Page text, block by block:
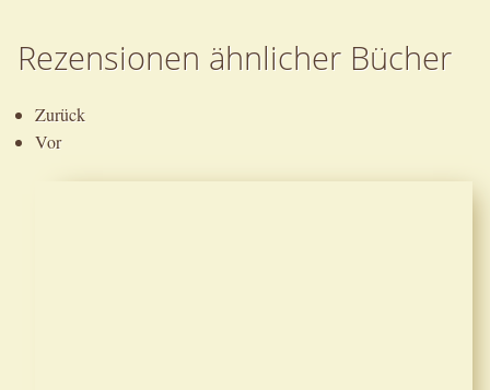
Rezensionen ähnlicher Bücher
Zurück
Vor